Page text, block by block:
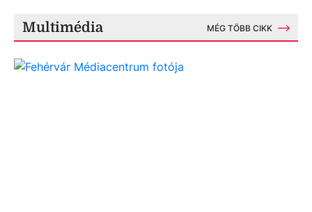
Multimédia MÉG TÖBB CIKK